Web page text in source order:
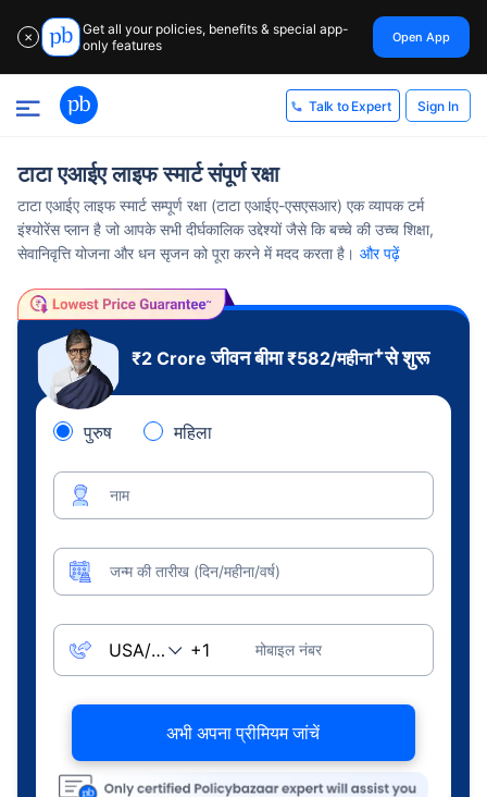
✕
Get all your policies, benefits & special app-
only features
Open App
Talk to Expert Sign In
टाटा एआईए लाइफ स्मार्ट संपूर्ण रक्षा
टाटा एआईए लाइफ स्मार्ट सम्पूर्ण रक्षा (टाटा एआईए-एसएसआर) एक व्यापक टर्म
इंश्योरेंस प्लान है जो आपके सभी दीर्घकालिक उद्देश्यों जैसे कि बच्चे की उच्च शिक्षा,
सेवानिवृत्ति योजना और धन सृजन को पूरा करने में मदद करता है। और पढ़ें
₹2 Croreजीवन बीमा₹582/महीना+से शुरू
पुरुष महिला
नाम
जन्म की तारीख (दिन/महीना/वर्ष)
मोबाइल नंबर
अभी अपना प्रीमियम जांचें